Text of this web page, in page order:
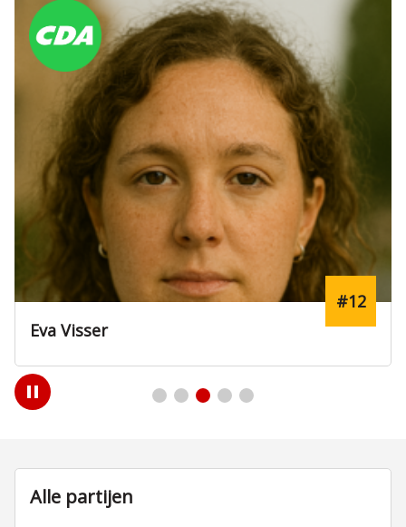
Eva Visser
#12
Play
/
Alle partijen